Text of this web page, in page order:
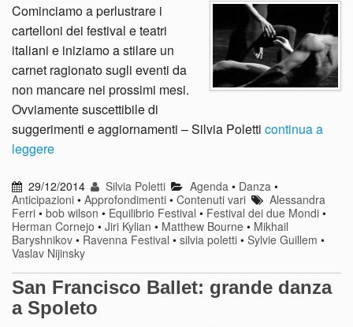
Cominciamo a perlustrare i
cartelloni dei festival e teatri
italiani e iniziamo a stilare un
carnet ragionato sugli eventi da
non mancare nei prossimi mesi.
Ovviamente suscettibile di
suggerimenti e aggiornamenti – Silvia Poletti continua a
leggere
29/12/2014 Silvia Poletti Agenda • Danza •
Anticipazioni • Approfondimenti • Contenuti vari
Alessandra
Ferri • bob wilson • Equilibrio Festival • Festival dei due Mondi •
Herman Cornejo • Jiri Kylian • Matthew Bourne • Mikhail
Baryshnikov • Ravenna Festival • silvia poletti • Sylvie Guillem •
Vaslav Nijinsky
San Francisco Ballet: grande danza
a Spoleto